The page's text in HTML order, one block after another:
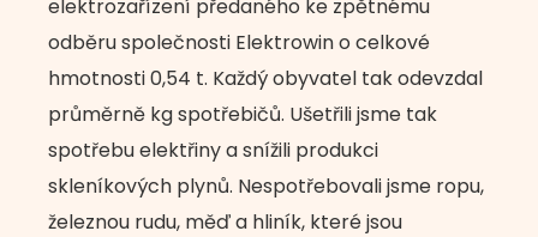
elektrozařízení předaného ke zpětnému
odběru společnosti Elektrowin o celkové
hmotnosti 0,54 t. Každý obyvatel tak odevzdal
průměrně kg spotřebičů. Ušetřili jsme tak
spotřebu elektřiny a snížili produkci
skleníkových plynů. Nespotřebovali jsme ropu,
železnou rudu, měď a hliník, které jsou